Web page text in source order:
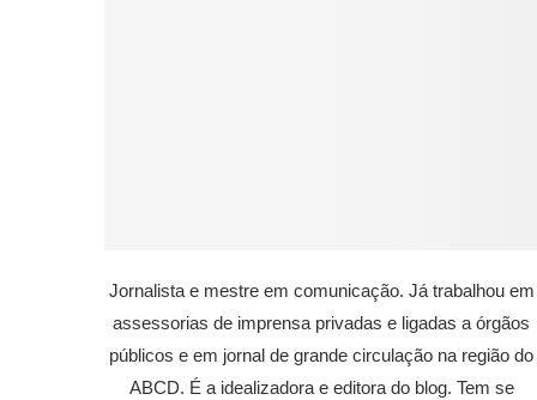
Jornalista e mestre em comunicação. Já trabalhou em
assessorias de imprensa privadas e ligadas a órgãos
públicos e em jornal de grande circulação na região do
ABCD. É a idealizadora e editora do blog. Tem se